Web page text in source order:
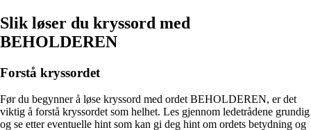
Slik løser du kryssord med
BEHOLDEREN
Forstå kryssordet
Før du begynner å løse kryssord med ordet BEHOLDEREN, er det
viktig å forstå kryssordet som helhet. Les gjennom ledetrådene grundig
og se etter eventuelle hint som kan gi deg hint om ordets betydning og